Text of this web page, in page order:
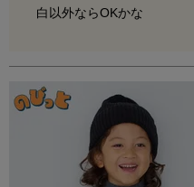
白以外ならOKかな